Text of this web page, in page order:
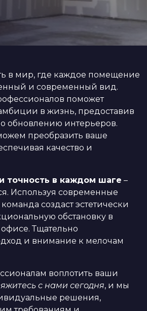
в мир, где каждое помещение
и современный вид.
поможет
в жизнь, предоставив
обновлению интерьеров.
преобразить ваше
качество и
точность в каждом шаге –
Используя современные
создаст эстетически
обстановку в
Тщательно
и внимание к мелочам
воплотить ваши
с нами сегодня, и мы
решения,